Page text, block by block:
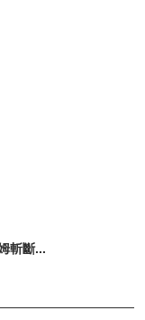
斬斷...